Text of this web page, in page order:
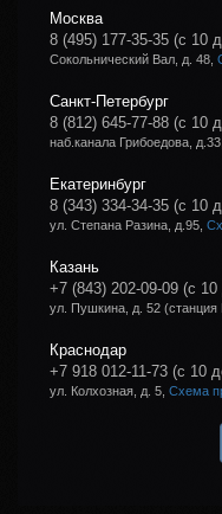
Москва
8 (495) 177-35-35 (с 10
Сокольнический Вал, д. 48,
Санкт-Петербург
8 (812) 645-77-88 (с 10
наб.канала Грибоедова, д.33,
Екатеринбург
8 (343) 334-34-35 (с 10
ул. Степана Разина, д.95,
Казань
+7 (843) 202-09-09 (с 10
ул. Пушкина, д. 52 (станция
Краснодар
+7 918 012-11-73 (с 10
ул. Колхозная, д. 5, Схема